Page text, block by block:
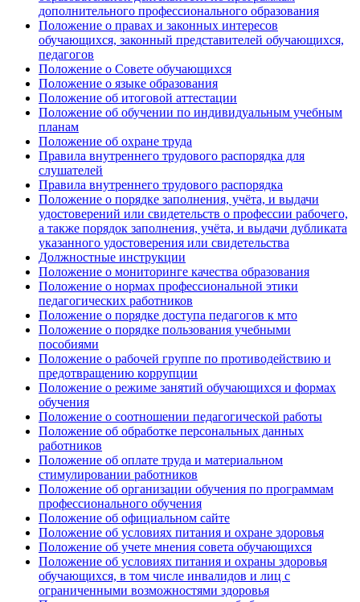
дополнительного профессионального образования
Положение о правах и законных интересов
обучающихся, законный представителей обучающихся,
педагогов
Положение о Совете обучающихся
Положение о языке образования
Положение об итоговой аттестации
Положение об обучении по индивидуальным учебным
планам
Положение об охране труда
Правила внутреннего трудового распорядка для
слушателей
Правила внутреннего трудового распорядка
Положение о порядке заполнения, учёта, и выдачи
удостоверений или свидетельств о профессии рабочего,
а также порядок заполнения, учёта, и выдачи дубликата
указанного удостоверения или свидетельства
Должностные инструкции
Положение о мониторинге качества образования
Положение о нормах профессиональной этики
педагогических работников
Положение о порядке доступа педагогов к мто
Положение о порядке пользования учебными
пособиями
Положение о рабочей группе по противодействию и
предотвращению коррупции
Положение о режиме занятий обучающихся и формах
обучения
Положение о соотношении педагогической работы
Положение об обработке персональных данных
работников
Положение об оплате труда и материальном
стимулировании работников
Положение об организации обучения по программам
профессионального обучения
Положение об официальном сайте
Положение об условиях питания и охране здоровья
Положение об учете мнения совета обучающихся
Положение об условиях питания и охраны здоровья
обучающихся, в том числе инвалидов и лиц с
ограниченными возможностями здоровья